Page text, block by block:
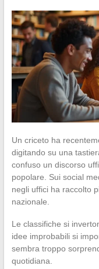
Un criceto ha
digitando su una
confuso un discorso
popolare. Sui social
negli uffici ha raccolto
nazionale.
Le classifiche si
idee improbabili si
sembra troppo
quotidiana.